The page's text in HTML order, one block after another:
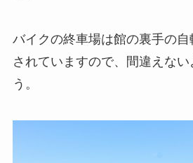
バイクの終車場は館の裏手の
されていますので、間違えない
う。